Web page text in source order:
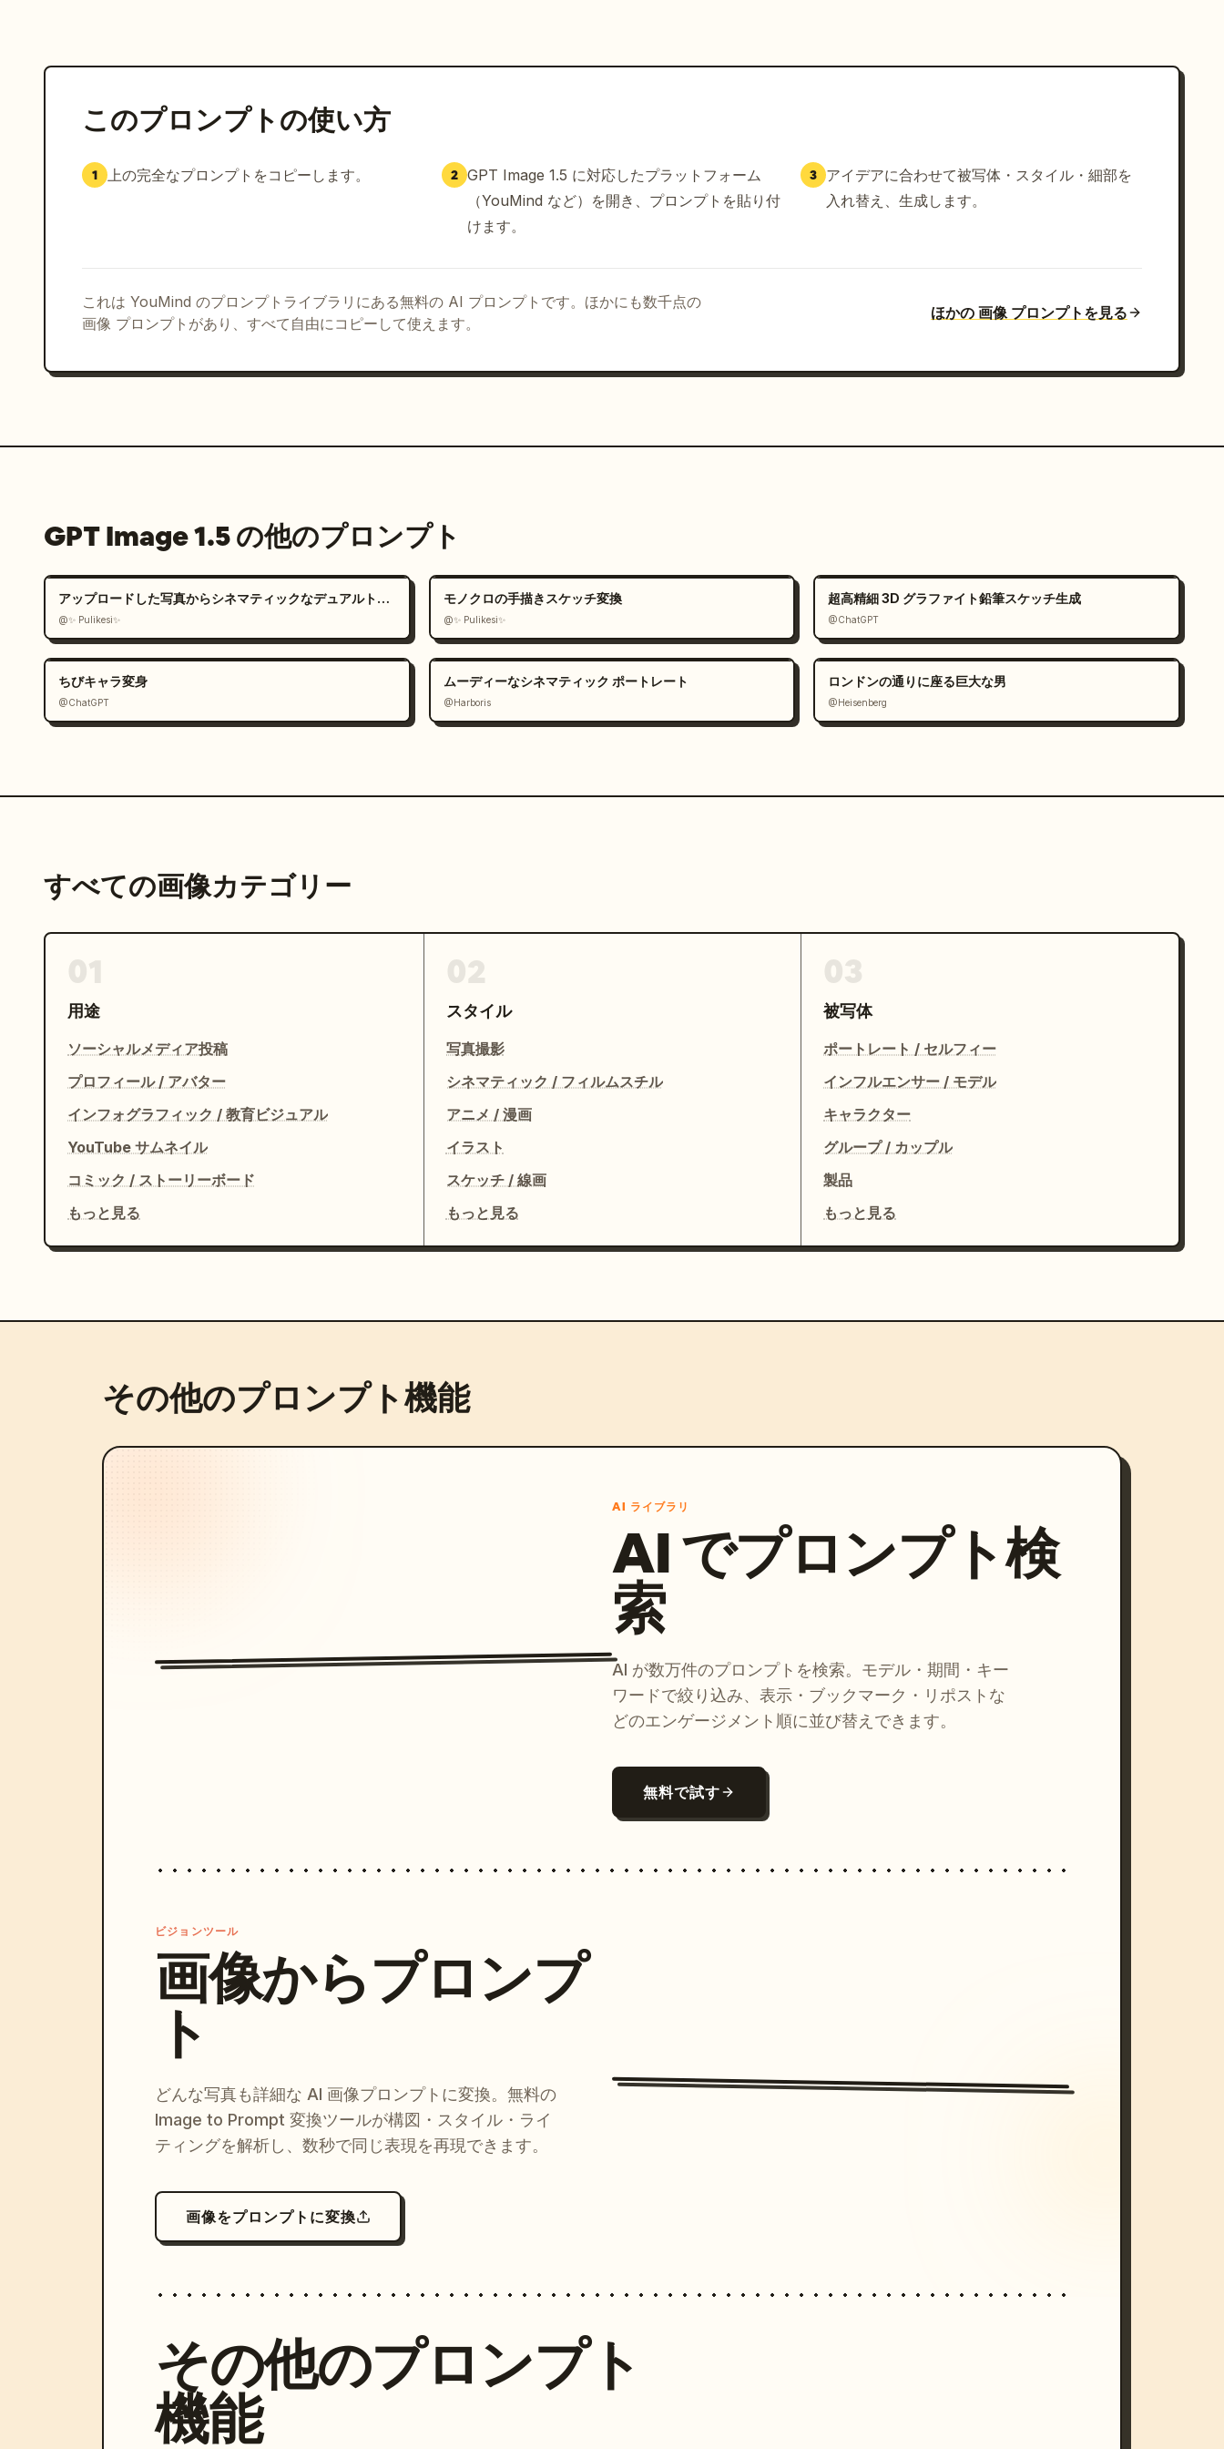
このプロンプトの使い方
1 上の完全なプロンプトをコピーします。 2 GPT Image 1.5 に対応したプラットフォーム
（YouMind など）を開き、プロンプトを貼り付
けます。
3
アイデアに合わせて被写体・スタイル・細部を
入れ替え、生成します。
これは YouMind のプロンプトライブラリにある無料の AI プロンプトです。ほかにも数千点の
画像 プロンプトがあり、すべて自由にコピーして使えます。
ほかの 画像 プロンプトを見る
GPT Image 1.5 の他のプロンプト
アップロードした写真からシネマティックなデュアルトーンポートレートを作成
@✨ Pulikesi✨
モノクロの手描きスケッチ変換
@✨ Pulikesi✨
超高精細 3D グラファイト鉛筆スケッチ生成
@ChatGPT
ちびキャラ変身
@ChatGPT
ムーディーなシネマティック ポートレート
@Harboris
ロンドンの通りに座る巨大な男
@Heisenberg
すべての画像カテゴリー
用途
ソーシャルメディア投稿
プロフィール / アバター
インフォグラフィック / 教育ビジュアル
YouTube サムネイル
コミック / ストーリーボード
もっと見る
スタイル
写真撮影
シネマティック / フィルムスチル
アニメ / 漫画
イラスト
スケッチ / 線画
もっと見る
被写体
ポートレート / セルフィー
インフルエンサー / モデル
キャラクター
グループ / カップル
製品
もっと見る
その他のプロンプト機能
AI ライブラリ
AI でプロンプト検
索
AI が数万件のプロンプトを検索。モデル・期間・キー
ワードで絞り込み、表示・ブックマーク・リポストな
どのエンゲージメント順に並び替えできます。
無料で試す
ビジョンツール
画像からプロンプ
ト
どんな写真も詳細な AI 画像プロンプトに変換。無料の
Image to Prompt 変換ツールが構図・スタイル・ライ
ティングを解析し、数秒で同じ表現を再現できます。
画像をプロンプトに変換
その他のプロンプト
機能